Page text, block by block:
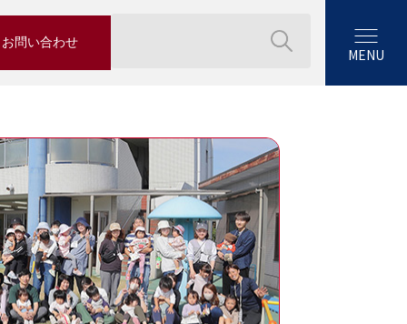
お問い合わせ
MENU